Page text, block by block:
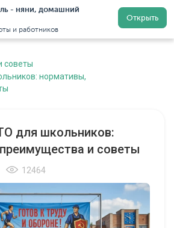
- няни, домашний
и работников
Открыть
Регистрация
советы
нормативы,
для школьников:
и советы
12464